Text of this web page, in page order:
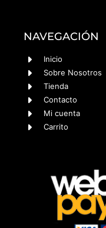
NAVEGACIÓN
Inicio
Sobre Nosotros
Tienda
Contacto
Mi cuenta
Carrito